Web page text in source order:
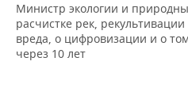
Министр экологии и
расчистке рек,
вреда, о цифровизации и о
через 10 лет